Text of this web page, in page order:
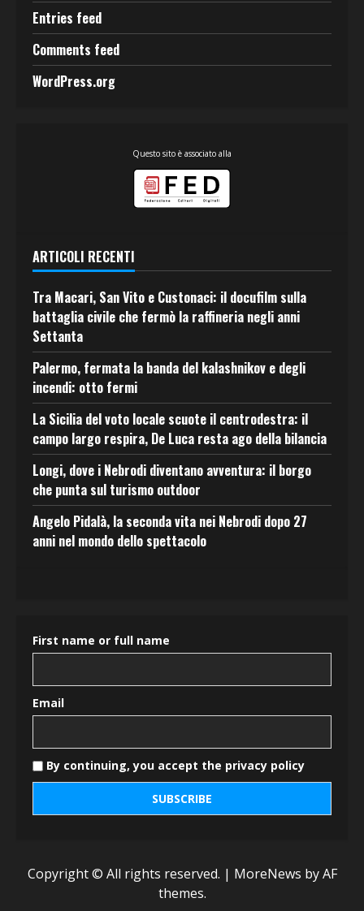
Entries feed
Comments feed
WordPress.org
Questo sito è associato alla
ARTICOLI RECENTI
Tra Macari, San Vito e Custonaci: il docufilm sulla
battaglia civile che fermò la raffineria negli anni
Settanta
Palermo, fermata la banda del kalashnikov e degli
incendi: otto fermi
La Sicilia del voto locale scuote il centrodestra: il
campo largo respira, De Luca resta ago della bilancia
Longi, dove i Nebrodi diventano avventura: il borgo
che punta sul turismo outdoor
Angelo Pidalà, la seconda vita nei Nebrodi dopo 27
anni nel mondo dello spettacolo
First name or full name
Email
By continuing, you accept the privacy policy
Copyright © All rights reserved. | MoreNews by AF
themes.